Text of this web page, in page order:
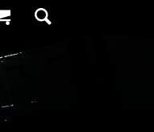
SEARCH